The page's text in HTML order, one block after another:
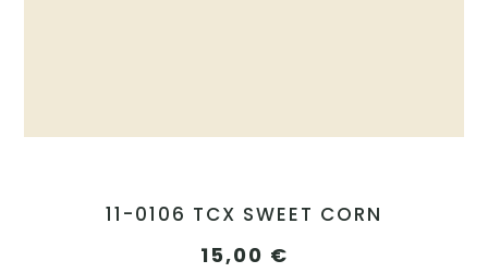
11-0106 TCX SWEET CORN
15,00 €